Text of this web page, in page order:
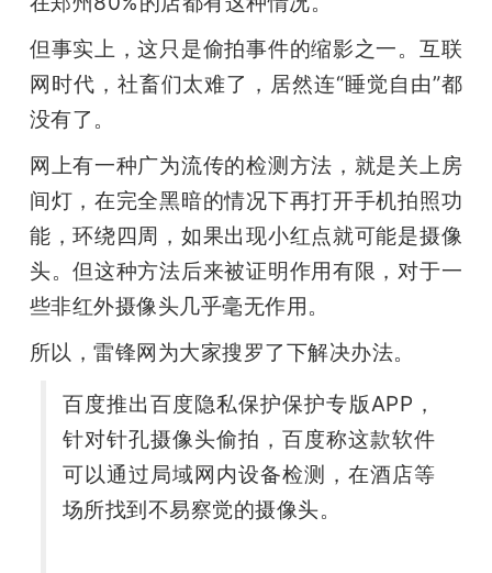
但事实上，这只是偷拍事件的缩影之一。互联
网时代，社畜们太难了，居然连“睡觉自由”都
没有了。
网上有一种广为流传的检测方法，就是关上房
间灯，在完全黑暗的情况下再打开手机拍照功
能，环绕四周，如果出现小红点就可能是摄像
头。但这种方法后来被证明作用有限，对于一
些非红外摄像头几乎毫无作用。
所以，雷锋网为大家搜罗了下解决办法。
百度推出百度隐私保护保护专版APP，
针对针孔摄像头偷拍，百度称这款软件
可以通过局域网内设备检测，在酒店等
场所找到不易察觉的摄像头。